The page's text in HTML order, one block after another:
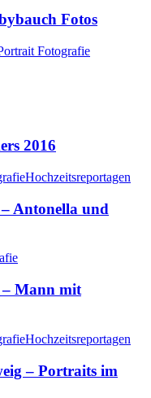
Fotos
Fotografie
2016
Hochzeitsreportagen
Antonella und
Mann mit
Hochzeitsreportagen
– Portraits im